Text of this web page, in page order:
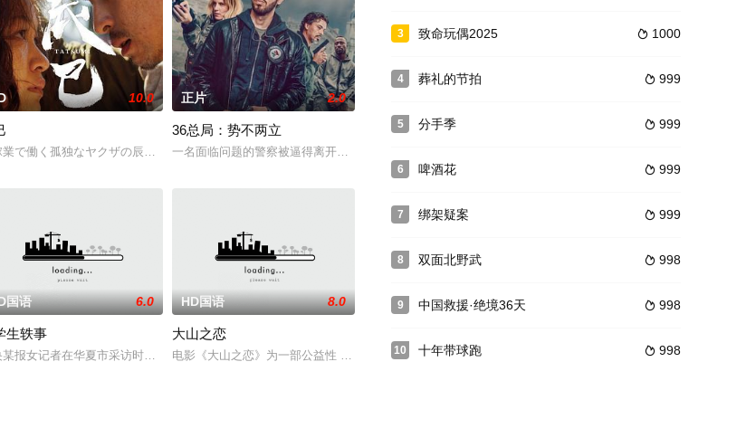
失，范根代替李国江承担责任而遭革职之后，范在贤姐
片根据革命女英烈任志贞和其丈夫白德胜的真实事迹改编而成，再现了战争年代陕北的红
10.0
業で働く孤独なヤクザの辰巳は、ある日元恋人?京子の殺害現場に遭遇する。 一緒にいた京子の妹?葵とともに命からがら逃げ
正片 2.0
36总局：势不两立
一名面临问题的警察被逼得离开精英小队后，发现前同事纷纷在神秘谋杀案中丧生，于是擅自展开调查，誓要
，于2001年4月2日在美国上映[2]。
国语 6.0
生轶事
某报女记者在华夏市采访时碰到了一堆稀奇事：在这里，大学毕业生卖冰棍的有之，在法院门口代写状子的有之，卖生煎的有之。经
HD国语 8.0
大山之恋
电影《大山之恋》为一部公益性 影片，剧情根据沂蒙山区支教题材改 编，从关注山区儿童教育切入，热情 地
3  1000
致命玩偶2025
4  999
葬礼的节拍
5  999
分手季
6  999
啤酒花
7  999
绑架疑案
8  998
双面北野武
9  998
中国救援·绝境36天
10  998
十年带球跑